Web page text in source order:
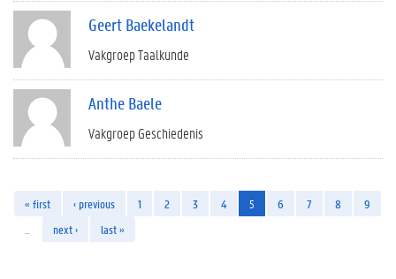
Geert Baekelandt
Vakgroep Taalkunde
Anthe Baele
Vakgroep Geschiedenis
« first ‹ previous 1 2 3 4 5 6 7 8
9
next › last »